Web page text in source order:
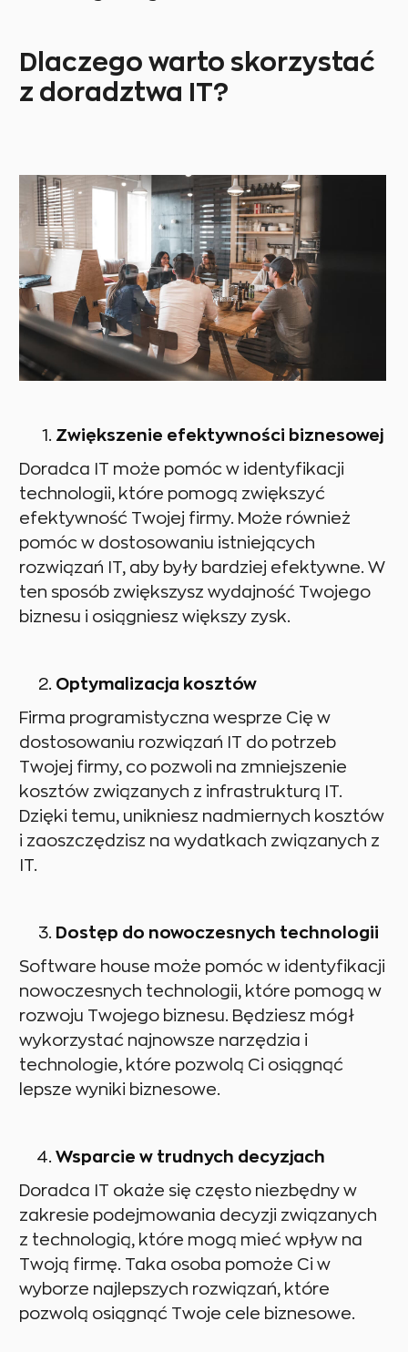
Dlaczego warto skorzystać
z doradztwa IT?
Zwiększenie efektywności biznesowej
Doradca IT może pomóc w identyfikacji
technologii, które pomogą zwiększyć
efektywność Twojej firmy. Może również
pomóc w dostosowaniu istniejących
rozwiązań IT, aby były bardziej efektywne. W
ten sposób zwiększysz wydajność Twojego
biznesu i osiągniesz większy zysk.
Optymalizacja kosztów
Firma programistyczna wesprze Cię w
dostosowaniu rozwiązań IT do potrzeb
Twojej firmy, co pozwoli na zmniejszenie
kosztów związanych z infrastrukturą IT.
Dzięki temu, unikniesz nadmiernych kosztów
i zaoszczędzisz na wydatkach związanych z
IT.
Dostęp do nowoczesnych technologii
Software house może pomóc w identyfikacji
nowoczesnych technologii, które pomogą w
rozwoju Twojego biznesu. Będziesz mógł
wykorzystać najnowsze narzędzia i
technologie, które pozwolą Ci osiągnąć
lepsze wyniki biznesowe.
Wsparcie w trudnych decyzjach
Doradca IT okaże się często niezbędny w
zakresie podejmowania decyzji związanych
z technologią, które mogą mieć wpływ na
Twoją firmę. Taka osoba pomoże Ci w
wyborze najlepszych rozwiązań, które
pozwolą osiągnąć Twoje cele biznesowe.